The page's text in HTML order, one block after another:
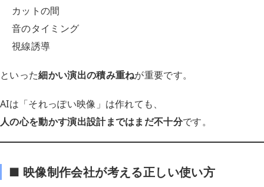
カットの間
音のタイミング
視線誘導
といった細かい演出の積み重ねが重要です。
AIは「それっぽい映像」は作れても、
人の心を動かす演出設計まではまだ不十分です。
■ 映像制作会社が考える正しい使い方